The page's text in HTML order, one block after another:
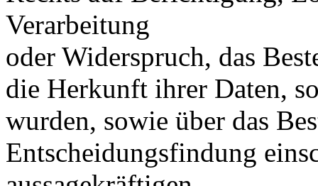
Verarbeitung
oder Widerspruch, das
die Herkunft ihrer Daten,
wurden, sowie über das
Entscheidungsfindung